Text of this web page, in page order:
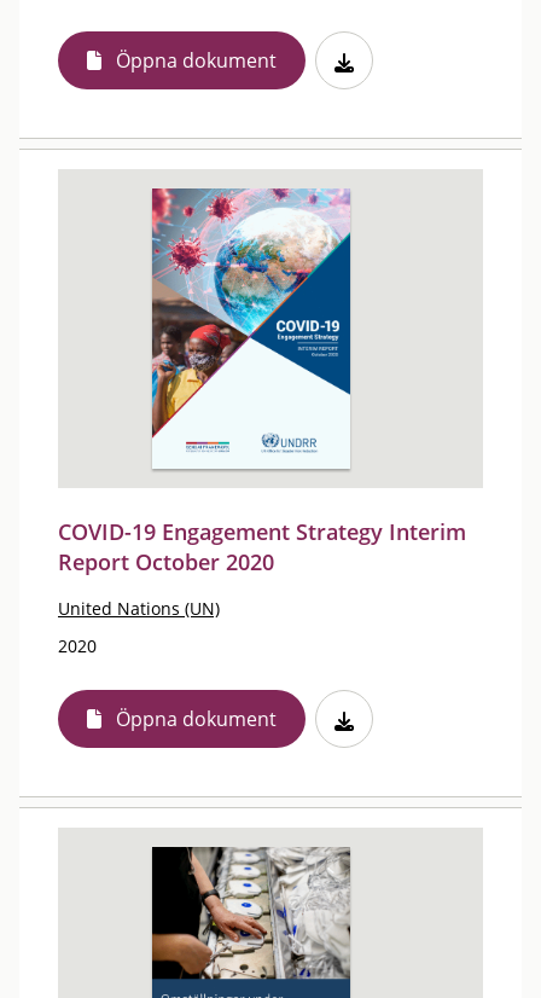
Öppna dokument
COVID-19 Engagement Strategy Interim
Report October 2020
United Nations (UN)
2020
Öppna dokument